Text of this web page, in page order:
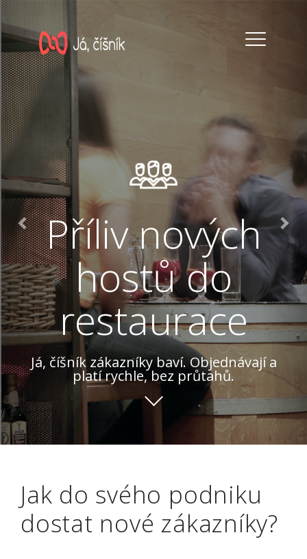
Toggle
Příliv nových
hostů do
restaurace
Já, číšník zákazníky baví. Objednávají a
platí rychle, bez průtahů.
Předchozí
Jak do svého podniku
dostat nové zákazníky?